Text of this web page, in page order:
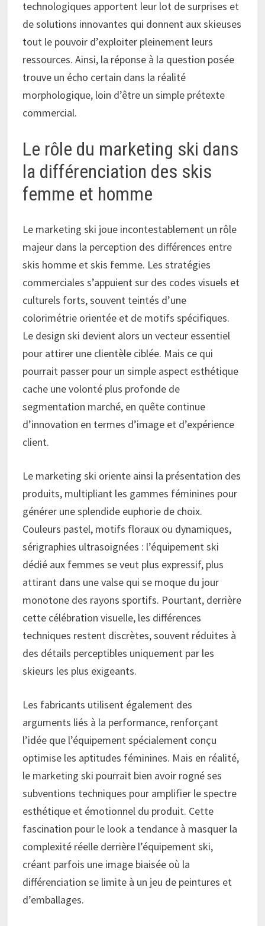
technologiques apportent leur lot de surprises et
de solutions innovantes qui donnent aux skieuses
tout le pouvoir d’exploiter pleinement leurs
ressources. Ainsi, la réponse à la question posée
trouve un écho certain dans la réalité
morphologique, loin d’être un simple prétexte
commercial.
Le rôle du marketing ski dans
la différenciation des skis
femme et homme
Le marketing ski joue incontestablement un rôle
majeur dans la perception des différences entre
skis homme et skis femme. Les stratégies
commerciales s’appuient sur des codes visuels et
culturels forts, souvent teintés d’une
colorimétrie orientée et de motifs spécifiques.
Le design ski devient alors un vecteur essentiel
pour attirer une clientèle ciblée. Mais ce qui
pourrait passer pour un simple aspect esthétique
cache une volonté plus profonde de
segmentation marché, en quête continue
d’innovation en termes d’image et d’expérience
client.
Le marketing ski oriente ainsi la présentation des
produits, multipliant les gammes féminines pour
générer une splendide euphorie de choix.
Couleurs pastel, motifs floraux ou dynamiques,
sérigraphies ultrasoignées : l’équipement ski
dédié aux femmes se veut plus expressif, plus
attirant dans une valse qui se moque du jour
monotone des rayons sportifs. Pourtant, derrière
cette célébration visuelle, les différences
techniques restent discrètes, souvent réduites à
des détails perceptibles uniquement par les
skieurs les plus exigeants.
Les fabricants utilisent également des
arguments liés à la performance, renforçant
l’idée que l’équipement spécialement conçu
optimise les aptitudes féminines. Mais en réalité,
le marketing ski pourrait bien avoir rogné ses
subventions techniques pour amplifier le spectre
esthétique et émotionnel du produit. Cette
fascination pour le look a tendance à masquer la
complexité réelle derrière l’équipement ski,
créant parfois une image biaisée où la
différenciation se limite à un jeu de peintures et
d’emballages.